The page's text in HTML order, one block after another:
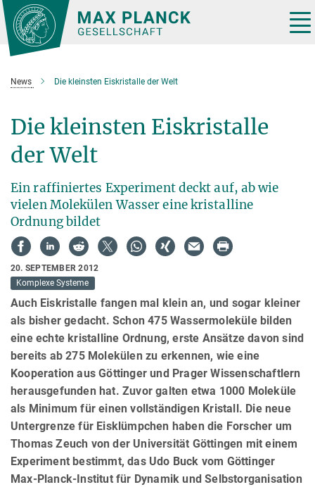
Hauptinhalt
News Die kleinsten Eiskristalle der Welt
Die kleinsten Eiskristalle
der Welt
Ein raffiniertes Experiment deckt auf, ab wie
vielen Molekülen Wasser eine kristalline
Ordnung bildet
20. SEPTEMBER 2012
Komplexe Systeme
Auch Eiskristalle fangen mal klein an, und sogar kleiner
als bisher gedacht. Schon 475 Wassermoleküle bilden
eine echte kristalline Ordnung, erste Ansätze davon sind
bereits ab 275 Molekülen zu erkennen, wie eine
Kooperation aus Göttinger und Prager Wissenschaftlern
herausgefunden hat. Zuvor galten etwa 1000 Moleküle
als Minimum für einen vollständigen Kristall. Die neue
Untergrenze für Eisklümpchen haben die Forscher um
Thomas Zeuch von der Universität Göttingen mit einem
Experiment bestimmt, das Udo Buck vom Göttinger
Max-Planck-Institut für Dynamik und Selbstorganisation